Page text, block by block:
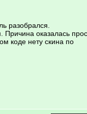
разобрался.
оказалась
коде нету скина по